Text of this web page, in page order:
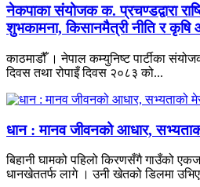
नेकपाका संयोजक क. प्रचण्डद्वारा
शुभकामना, किसानमैत्री नीति र कृषि
काठमाडौँ । नेपाल कम्युनिष्ट पार्टीका
दिवस तथा रोपाइँ दिवस २०८३ को...
धान : मानव जीवनको आधार,
बिहानी घामको पहिलो किरणसँगै गाउँको
धानखेततर्फ लागे । उनी खेतको डिलमा